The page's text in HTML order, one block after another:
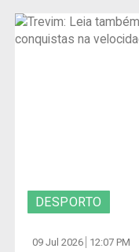
DESPORTO
09 Jul 2026 12:07 PM